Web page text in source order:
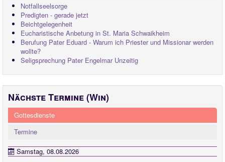
Notfallseelsorge
Predigten - gerade jetzt
Beichtgelegenheit
Eucharistische Anbetung in St. Maria Schwaikheim
Berufung Pater Eduard - Warum ich Priester und Missionar werden
wollte?
Seligsprechung Pater Engelmar Unzeitig
Nächste Termine (Win)
Gottesdienste
Termine
Samstag, 08.08.2026